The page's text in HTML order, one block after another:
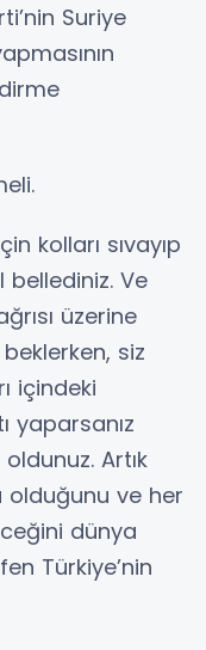
Suriye
kolları sıvayıp
bellediniz. Ve
üzerine
siz
içindeki
yaparsanız
Artık
olduğunu ve her
dünya
Türkiye’nin